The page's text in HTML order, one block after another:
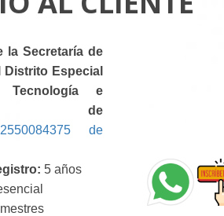
la Secretaría de
Distrito Especial
Tecnología e
de
de
5 años